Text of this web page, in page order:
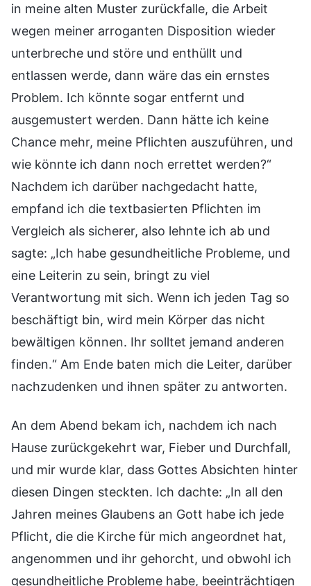
in meine alten Muster zurückfalle, die Arbeit
wegen meiner arroganten Disposition wieder
unterbreche und störe und enthüllt und
entlassen werde, dann wäre das ein ernstes
Problem. Ich könnte sogar entfernt und
ausgemustert werden. Dann hätte ich keine
Chance mehr, meine Pflichten auszuführen, und
wie könnte ich dann noch errettet werden?“
Nachdem ich darüber nachgedacht hatte,
empfand ich die textbasierten Pflichten im
Vergleich als sicherer, also lehnte ich ab und
sagte: „Ich habe gesundheitliche Probleme, und
eine Leiterin zu sein, bringt zu viel
Verantwortung mit sich. Wenn ich jeden Tag so
beschäftigt bin, wird mein Körper das nicht
bewältigen können. Ihr solltet jemand anderen
finden.“ Am Ende baten mich die Leiter, darüber
nachzudenken und ihnen später zu antworten.
An dem Abend bekam ich, nachdem ich nach
Hause zurückgekehrt war, Fieber und Durchfall,
und mir wurde klar, dass Gottes Absichten hinter
diesen Dingen steckten. Ich dachte: „In all den
Jahren meines Glaubens an Gott habe ich jede
Pflicht, die die Kirche für mich angeordnet hat,
angenommen und ihr gehorcht, und obwohl ich
gesundheitliche Probleme habe, beeinträchtigen